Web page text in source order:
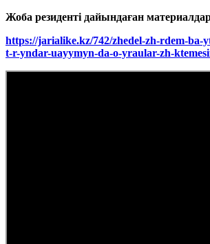
Жоба резиденті дайындаған
https://jarialike.kz/742/zhedel-zh-rdem-ba-
t-r-yndar-uayymyn-da-o-yraular-zh-